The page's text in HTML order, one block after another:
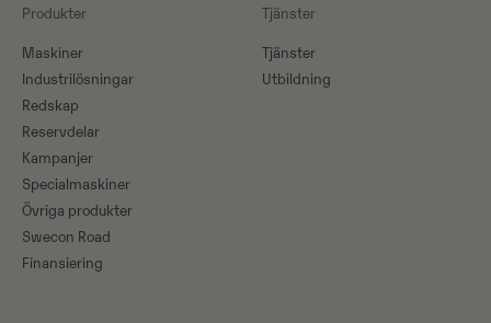
Produkter
Maskiner​
Industrilösningar
Redskap
Reservdelar
Kampanjer
Specialmaskiner
Övriga produkter
Swecon Road
Finansiering
Tjänster
Tjänster
Utbildning